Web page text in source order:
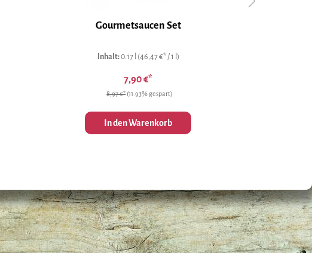
Gourmetsaucen Set
Inhalt:0.17 l (46,47 €* / 1 l)
7,90 €*
8,97 €* (11.93% gespart)
In den Warenkorb